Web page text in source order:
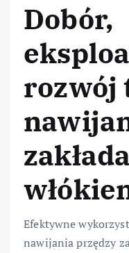
Dobór,
rozwój
Efektywne
nawijania przędzy